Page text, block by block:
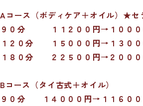
Aコース（ボディケア＋オイル）★セ
９０分 １１２００円→１０００
１２０分 １５０００円→１３００
１８０分 ２２５００円→２０００
B コース（タイ古式＋オイル）
９０分 １４０００円→１１６００